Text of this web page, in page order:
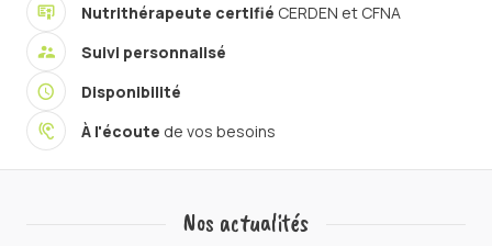
Nutrithérapeute certifié CERDEN et CFNA
Suivi personnalisé
Disponibilité
À l'écoute de vos besoins
Nos actualités